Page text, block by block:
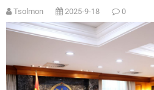
Tsolmon 2025-9-18 0